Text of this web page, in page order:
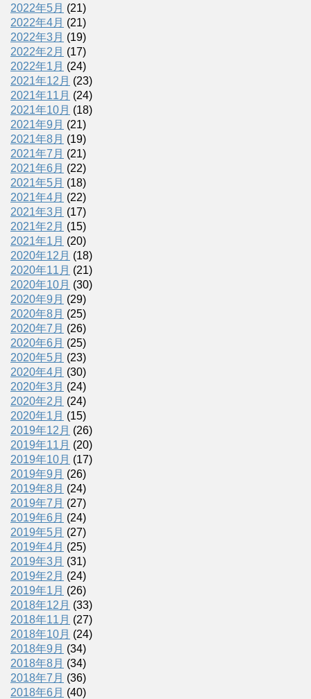
2022年5月 (21)
2022年4月 (21)
2022年3月 (19)
2022年2月 (17)
2022年1月 (24)
2021年12月 (23)
2021年11月 (24)
2021年10月 (18)
2021年9月 (21)
2021年8月 (19)
2021年7月 (21)
2021年6月 (22)
2021年5月 (18)
2021年4月 (22)
2021年3月 (17)
2021年2月 (15)
2021年1月 (20)
2020年12月 (18)
2020年11月 (21)
2020年10月 (30)
2020年9月 (29)
2020年8月 (25)
2020年7月 (26)
2020年6月 (25)
2020年5月 (23)
2020年4月 (30)
2020年3月 (24)
2020年2月 (24)
2020年1月 (15)
2019年12月 (26)
2019年11月 (20)
2019年10月 (17)
2019年9月 (26)
2019年8月 (24)
2019年7月 (27)
2019年6月 (24)
2019年5月 (27)
2019年4月 (25)
2019年3月 (31)
2019年2月 (24)
2019年1月 (26)
2018年12月 (33)
2018年11月 (27)
2018年10月 (24)
2018年9月 (34)
2018年8月 (34)
2018年7月 (36)
2018年6月 (40)